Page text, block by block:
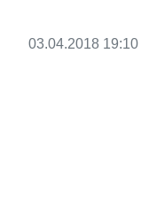
03.04.2018 19:10